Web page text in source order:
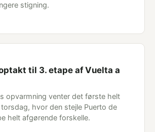
stigning.
til 3. etape af Vuelta a
opvarmning venter det første helt
hvor den stejle Puerto de
helt afgørende forskelle.